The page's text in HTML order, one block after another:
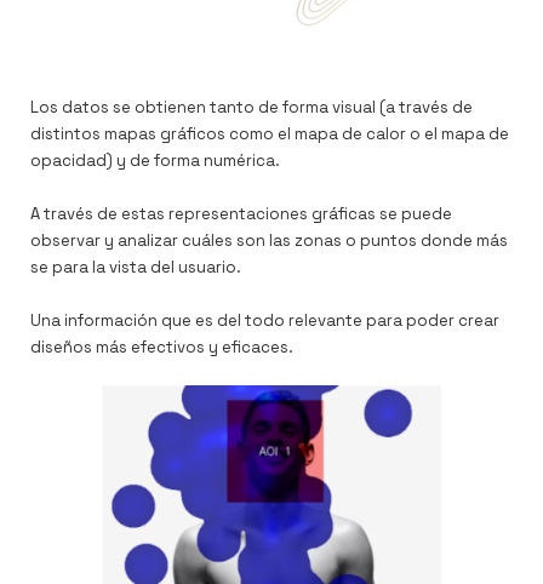
Los datos se obtienen tanto de forma visual (a través de
distintos mapas gráficos como el mapa de calor o el mapa de
opacidad) y de forma numérica.
A través de estas representaciones gráficas se puede
observar y analizar cuáles son las zonas o puntos donde más
se para la vista del usuario.
Una información que es del todo relevante para poder crear
diseños más efectivos y eficaces.